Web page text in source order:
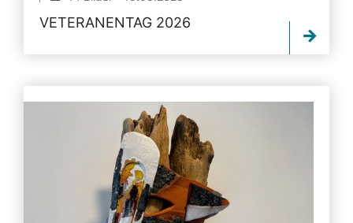
VETERANENTAG 2026